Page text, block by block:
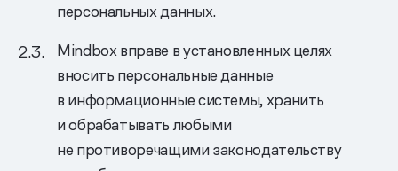
персональных данных.
Mindbox вправе в установленных целях
вносить персональные данные
в информационные системы, хранить
и обрабатывать любыми
не противоречащими законодательству